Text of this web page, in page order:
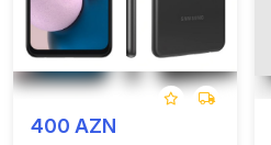
400 AZN